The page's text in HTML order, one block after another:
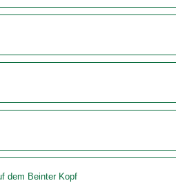
dem Beinter Kopf